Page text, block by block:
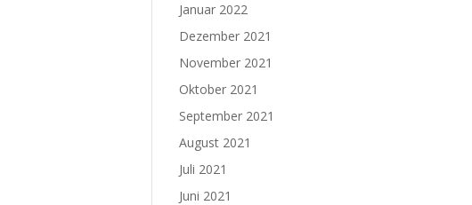
Januar 2022
Dezember 2021
November 2021
Oktober 2021
September 2021
August 2021
Juli 2021
Juni 2021